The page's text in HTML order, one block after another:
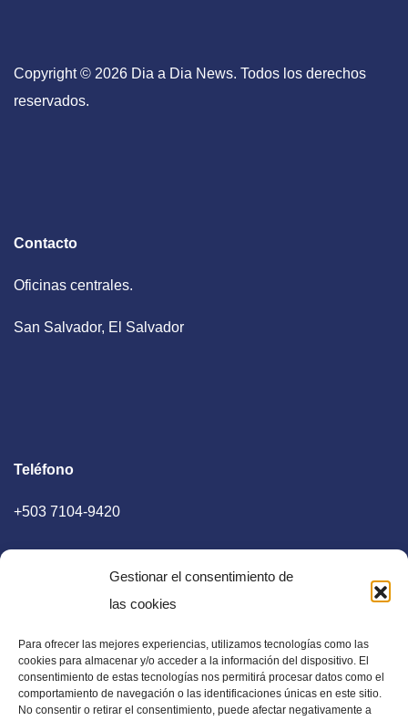
Gestionar el consentimiento de
las cookies
Para ofrecer las mejores experiencias, utilizamos tecnologías como las
cookies para almacenar y/o acceder a la información del dispositivo. El
consentimiento de estas tecnologías nos permitirá procesar datos como el
comportamiento de navegación o las identificaciones únicas en este sitio.
No consentir o retirar el consentimiento, puede afectar negativamente a
Copyright © 2026 Dia a Dia News. Todos los derechos
reservados.
Contacto
Oficinas centrales.
San Salvador, El Salvador
Teléfono
+503 7104-9420
E-mail
diaadia.redaccion@gmail.com